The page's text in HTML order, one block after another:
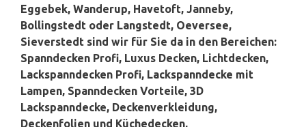
Eggebek, Wanderup, Havetoft, Janneby,
Bollingstedt oder Langstedt, Oeversee,
Sieverstedt sind wir für Sie da in den Bereichen:
Spanndecken Profi, Luxus Decken, Lichtdecken,
Lackspanndecken Profi, Lackspanndecke mit
Lampen, Spanndecken Vorteile, 3D
Lackspanndecke, Deckenverkleidung,
Deckenfolien und Küchedecken,